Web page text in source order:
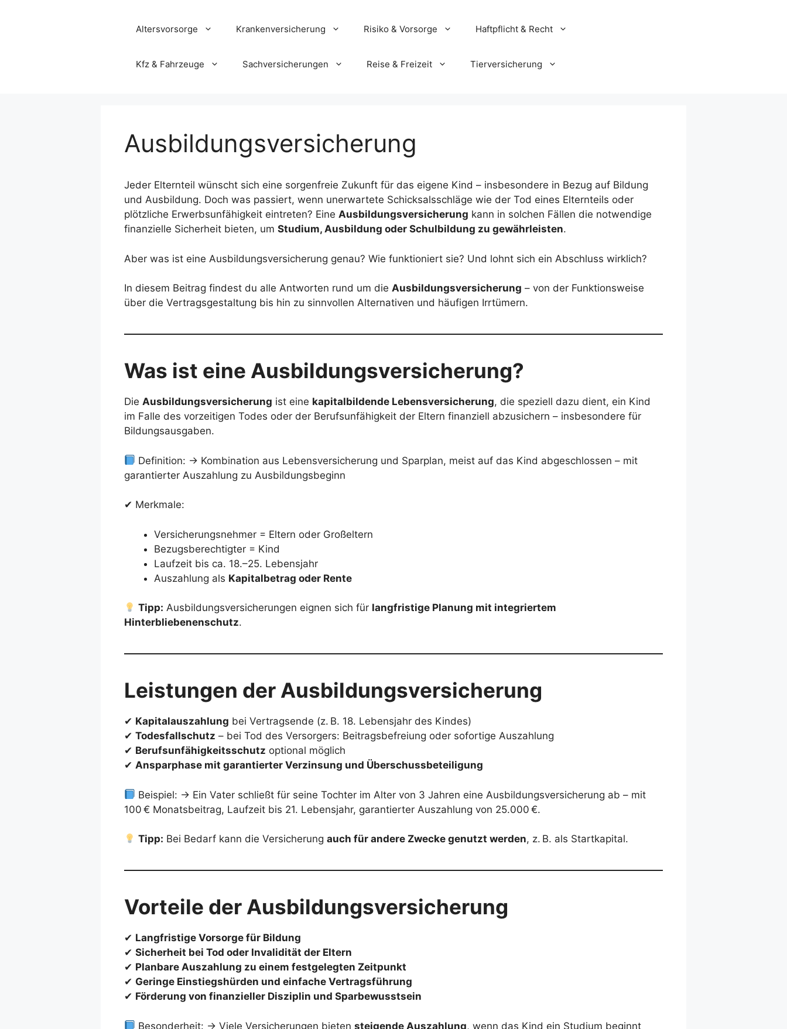
Altersvorsorge Krankenversicherung Risiko & Vorsorge Haftpflicht & Recht
Kfz & Fahrzeuge Sachversicherungen Reise & Freizeit Tierversicherung
Ausbildungsversicherung
Jeder Elternteil wünscht sich eine sorgenfreie Zukunft für das eigene Kind – insbesondere in Bezug auf Bildung
und Ausbildung. Doch was passiert, wenn unerwartete Schicksalsschläge wie der Tod eines Elternteils oder
plötzliche Erwerbsunfähigkeit eintreten? Eine Ausbildungsversicherung kann in solchen Fällen die notwendige
finanzielle Sicherheit bieten, um Studium, Ausbildung oder Schulbildung zu gewährleisten.
Aber was ist eine Ausbildungsversicherung genau? Wie funktioniert sie? Und lohnt sich ein Abschluss wirklich?
In diesem Beitrag findest du alle Antworten rund um die Ausbildungsversicherung – von der Funktionsweise
über die Vertragsgestaltung bis hin zu sinnvollen Alternativen und häufigen Irrtümern.
Was ist eine Ausbildungsversicherung?
Die Ausbildungsversicherung ist eine kapitalbildende Lebensversicherung, die speziell dazu dient, ein Kind
im Falle des vorzeitigen Todes oder der Berufsunfähigkeit der Eltern finanziell abzusichern – insbesondere für
Bildungsausgaben.
Definition: → Kombination aus Lebensversicherung und Sparplan, meist auf das Kind abgeschlossen – mit
garantierter Auszahlung zu Ausbildungsbeginn
✔ Merkmale:
Versicherungsnehmer = Eltern oder Großeltern
Bezugsberechtigter = Kind
Laufzeit bis ca. 18.–25. Lebensjahr
Auszahlung als Kapitalbetrag oder Rente
Tipp: Ausbildungsversicherungen eignen sich für langfristige Planung mit integriertem
Hinterbliebenenschutz.
Leistungen der Ausbildungsversicherung
✔ Kapitalauszahlung bei Vertragsende (z. B. 18. Lebensjahr des Kindes)
✔ Todesfallschutz – bei Tod des Versorgers: Beitragsbefreiung oder sofortige Auszahlung
✔ Berufsunfähigkeitsschutz optional möglich
✔ Ansparphase mit garantierter Verzinsung und Überschussbeteiligung
Beispiel: → Ein Vater schließt für seine Tochter im Alter von 3 Jahren eine Ausbildungsversicherung ab – mit
100 € Monatsbeitrag, Laufzeit bis 21. Lebensjahr, garantierter Auszahlung von 25.000 €.
Tipp: Bei Bedarf kann die Versicherungauch für andere Zwecke genutzt werden, z. B. als Startkapital.
Vorteile der Ausbildungsversicherung
✔ Langfristige Vorsorge für Bildung
✔ Sicherheit bei Tod oder Invalidität der Eltern
✔ Planbare Auszahlung zu einem festgelegten Zeitpunkt
✔ Geringe Einstiegshürden und einfache Vertragsführung
✔ Förderung von finanzieller Disziplin und Sparbewusstsein
Besonderheit: → Viele Versicherungen bietensteigende Auszahlung, wenn das Kind ein Studium beginnt